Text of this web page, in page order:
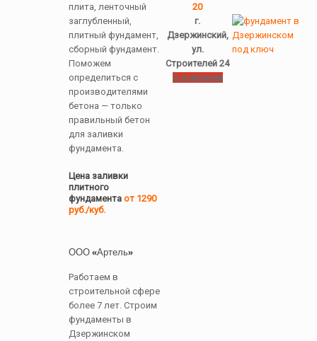
плита, ленточный
заглубленный,
плитный фундамент,
сборный фундамент.
Поможем
определиться с
производителями
бетона — только
правильный бетон
для заливки
фундамента.
Цена заливки
плитного
фундамента от 1290
руб./куб.
20
г.
Дзержинский,
ул.
Строителей 24
О компании
ООО «Артель»
Работаем в
строительной сфере
более 7 лет. Строим
фундаменты в
Дзержинском